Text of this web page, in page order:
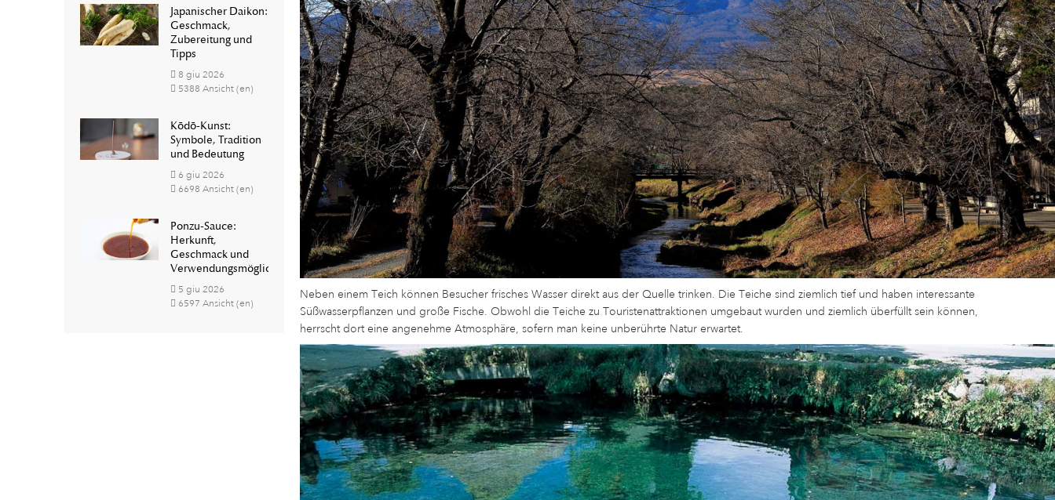
Japanischer Daikon:
Geschmack,
Zubereitung und
Tipps
8 giu 2026
5388 Ansicht (en)
Kōdō-Kunst:
Symbole, Tradition
und Bedeutung
6 giu 2026
6698 Ansicht (en)
Ponzu-Sauce:
Herkunft,
Geschmack und
Verwendungsmöglichkeiten
5 giu 2026
6597 Ansicht (en)
Neben einem Teich können Besucher frisches Wasser direkt aus der Quelle trinken. Die Teiche sind ziemlich tief und haben interessante
Süßwasserpflanzen und große Fische. Obwohl die Teiche zu Touristenattraktionen umgebaut wurden und ziemlich überfüllt sein können,
herrscht dort eine angenehme Atmosphäre, sofern man keine unberührte Natur erwartet.